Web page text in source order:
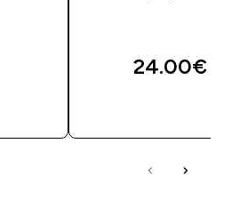
24.00€‎